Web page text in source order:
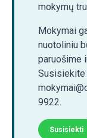
mokymų
Mokymai
nuotoliniu
paruošime
Susisiekite
9922.
Susisiekti